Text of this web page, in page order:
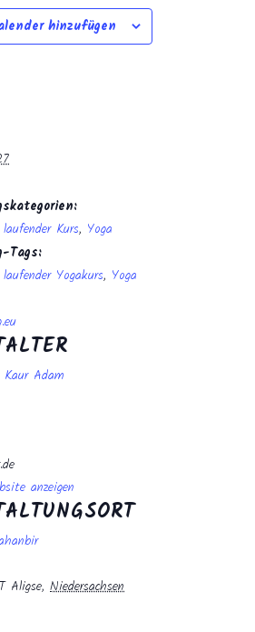
hinzufügen
laufender Kurs, Yoga
Tags:
laufender Yogakurs, Yoga
Aligse, Niedersachsen
Adam
anzeigen